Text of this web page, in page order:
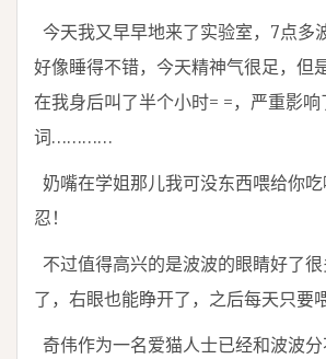
今天我又早早地来了实验室，7点多
好像睡得不错，今天精神气很足，但
在我身后叫了半个小时= =，严重影
词…………
奶嘴在学姐那儿我可没东西喂给你
忍！
不过值得高兴的是波波的眼睛好了
了，右眼也能睁开了，之后每天只要
奇伟作为一名爱猫人士已经和波波